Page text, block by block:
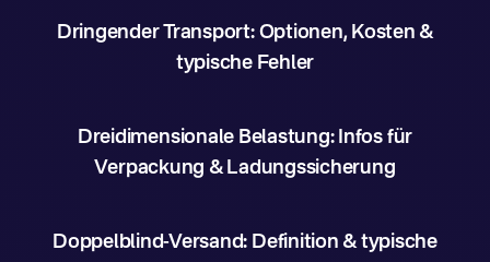
Dringender Transport: Optionen, Kosten &
typische Fehler
Dreidimensionale Belastung: Infos für
Verpackung & Ladungssicherung
Doppelblind-Versand: Definition & typische